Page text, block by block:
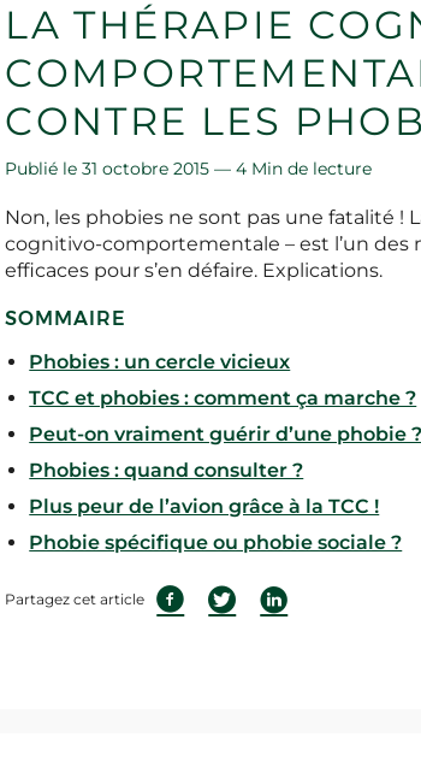
LA THÉRAPIE
CONTRE LES
Publié le 31 octobre 2015 —4 Min de lecture
Non, les phobies ne sont pas une fatalité !
cognitivo-comportementale – est l’un des
efficaces pour s’en défaire. Explications.
SOMMAIRE
Phobies : un cercle vicieux
TCC et phobies : comment ça marche ?
Peut-on vraiment guérir d’une phobie ?
Phobies : quand consulter ?
Plus peur de l’avion grâce à la TCC !
Phobie spécifique ou phobie sociale ?
Partagez cet article